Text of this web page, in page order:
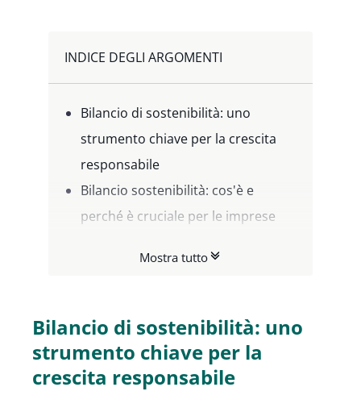
INDICE DEGLI ARGOMENTI
Bilancio di sostenibilità: uno
strumento chiave per la crescita
responsabile
Bilancio sostenibilità: cos'è e
perché è cruciale per le imprese
sostenibilità e altre forme di
Bilancio di sostenibilità
obbligatorio: le aziende coinvolte
Come il Bilancio di sostenibilità
Mostra tutto
Bilancio di sostenibilità: uno
strumento chiave per la
crescita responsabile